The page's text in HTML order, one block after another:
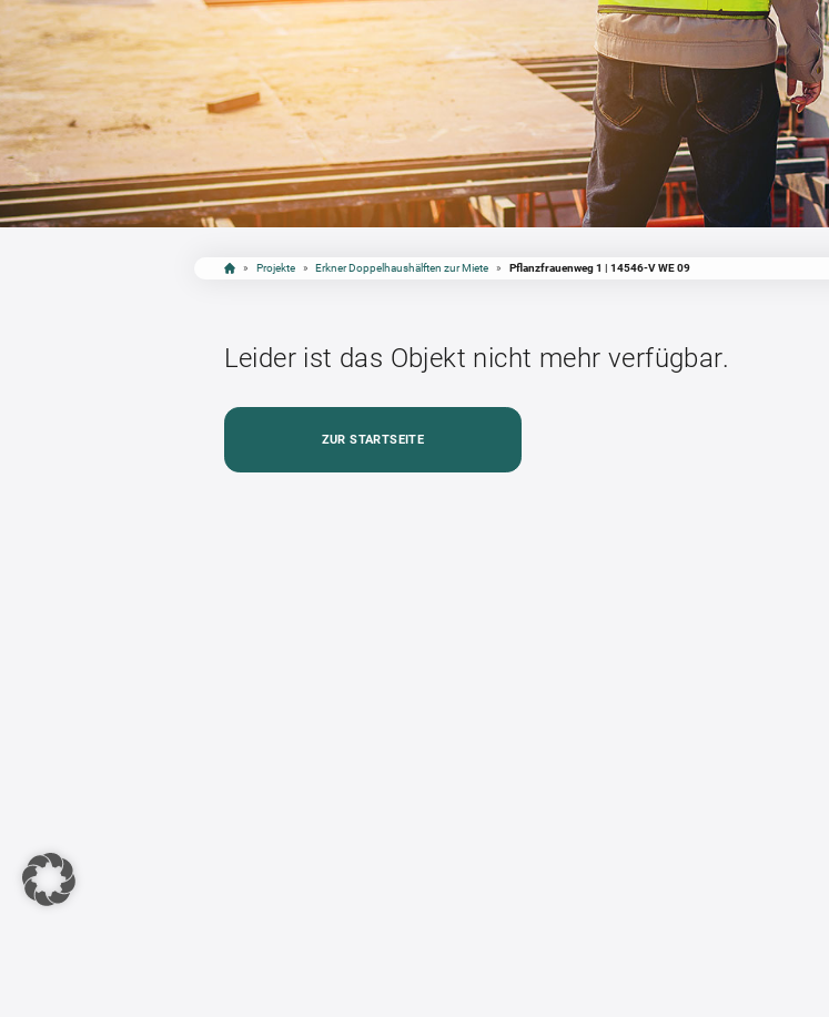
» Projekte » Erkner Doppelhaushälften zur Miete » Pflanzfrauenweg 1 | 14546-V WE 09
Leider ist das Objekt nicht mehr verfügbar.
ZUR STARTSEITE